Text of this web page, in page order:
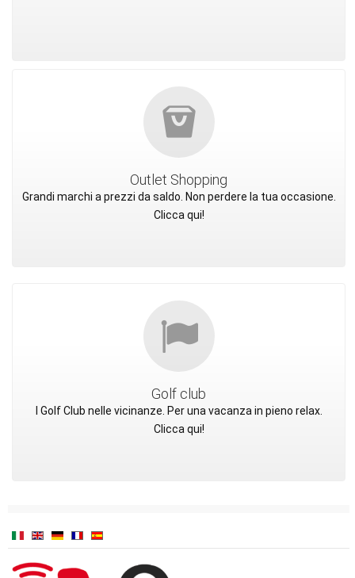
Outlet Shopping
Grandi marchi a prezzi da saldo. Non perdere la tua occasione.
Clicca qui!
Golf club
I Golf Club nelle vicinanze. Per una vacanza in pieno relax.
Clicca qui!